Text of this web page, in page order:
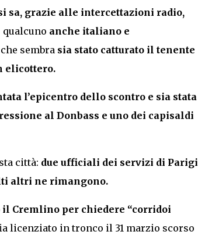
sa, grazie alle intercettazioni radio,
anche italiano e
sembra sia stato catturato il tenente
elicottero.
l’epicentro dello scontro e sia stata
al Donbass e uno dei capisaldi
città: due ufficiali dei servizi di Parigi
altri ne rimangono.
il Cremlino per chiedere “corridoi
licenziato in tronco il 31 marzio scorso